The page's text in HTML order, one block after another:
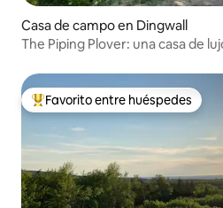
Casa de campo en Dingwall
The Piping Plover: una casa de
Favorito entre huéspedes
Favorito entre huéspedes